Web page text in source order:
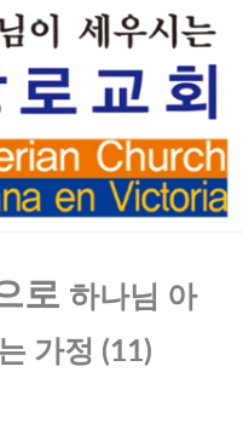
로 하나님 아
가정 (11)